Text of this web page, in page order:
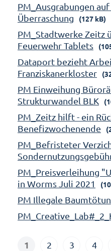
PM_Ausgrabungen
Überraschung
(127 kB)
PM_Stadtwerke Zeitz
Feuerwehr Tablets
Dataport bezieht
Franziskanerkloster
PM Einweihung
Strukturwandel BLK
PM_Zeitz hilft - ein
Benefizwochenende
PM_Befristeter
PM_Preisverleihung
in Worms Juli 2021
PM Illegale
1 2 3 4